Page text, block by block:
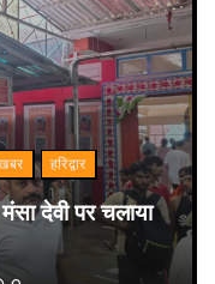
हरिद्वार
देवी पर चलाया